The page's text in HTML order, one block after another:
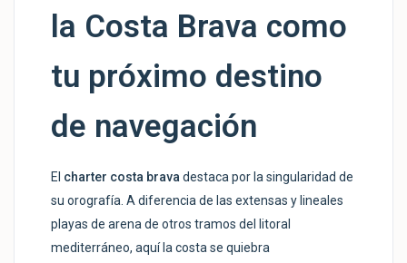
la Costa Brava como
tu próximo destino
de navegación
El charter costa brava destaca por la singularidad de
su orografía. A diferencia de las extensas y lineales
playas de arena de otros tramos del litoral
mediterráneo, aquí la costa se quiebra